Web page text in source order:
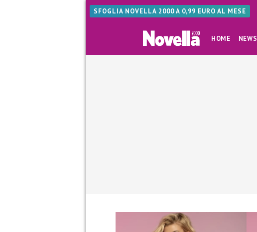
SFOGLIA NOVELLA 2000 A 0,99 EURO AL MESE
HOME NEWS